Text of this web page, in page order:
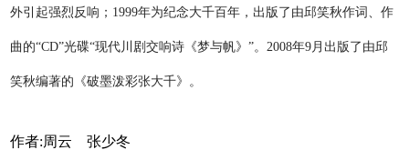
外引起强烈反响；1999年为纪念大千百年，出版了由邱笑秋作词、作
曲的“CD”光碟“现代川剧交响诗《梦与帆》”。2008年9月出版了由邱
笑秋编著的《破墨泼彩张大千》。
作者:周云 张少冬